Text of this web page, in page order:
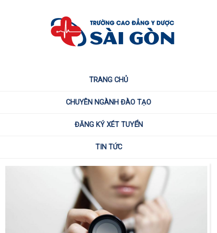
TRANG CHỦ
CHUYÊN NGÀNH ĐÀO TẠO
ĐĂNG KÝ XÉT TUYỂN
TIN TỨC